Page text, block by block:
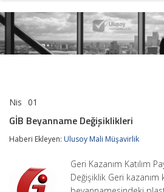
Nis 01
Değişiklikleri
GİB Beyanname Değişiklikleri
Haberi Ekleyen: Ulusoy Mali Müşavirlik
Geri Kazanım Katılım
Değişiklik Geri kazanım